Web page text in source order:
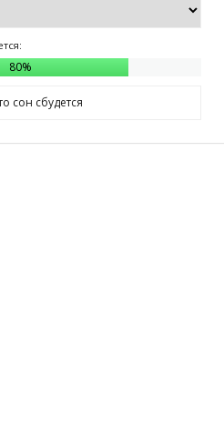
80%
сон сбудется